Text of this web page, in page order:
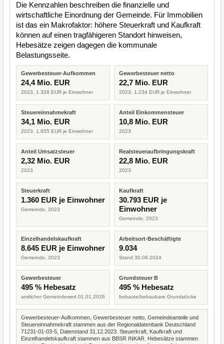
Die Kennzahlen beschreiben die finanzielle und
wirtschaftliche Einordnung der Gemeinde. Für Immobilien
ist das ein Makrofaktor: höhere Steuerkraft und Kaufkraft
können auf einen tragfähigeren Standort hinweisen,
Hebesätze zeigen dagegen die kommunale
Belastungsseite.
Gewerbesteuer-Aufkommen
24,4 Mio. EUR
2023, 1.328 EUR je Einwohner
Gewerbesteuer netto
22,7 Mio. EUR
2023, 1.234 EUR je Einwohner
Steuereinnahmekraft
34,1 Mio. EUR
2023, 1.855 EUR je Einwohner
Anteil Einkommensteuer
10,8 Mio. EUR
2023
Anteil Umsatzsteuer
2,32 Mio. EUR
2023
Realsteueraufbringungskraft
22,8 Mio. EUR
2023
Steuerkraft
1.360 EUR je Einwohner
Gemeinde, 2023
Kaufkraft
30.793 EUR je
Einwohner
Gemeinde, 2023
Einzelhandelskaufkraft
8.645 EUR je Einwohner
Gemeinde, 2023
Arbeitsort-Beschäftigte
9.034
Stand 30.06.2024
Gewerbesteuer
495 % Hebesatz
amtlicher Gemeindewert 01.01.2026
Grundsteuer B
495 % Hebesatz
bebaute/bebaubare Grundstücke
Gewerbesteuer-Aufkommen, Gewerbesteuer netto, Gemeindeanteile und
Steuereinnahmekraft stammen aus der Regionaldatenbank Deutschland
71231-01-03-5, Datenstand 31.12.2023. Steuerkraft, Kaufkraft und
Einzelhandelskaufkraft stammen aus BBSR INKAR. Hebesätze stammen